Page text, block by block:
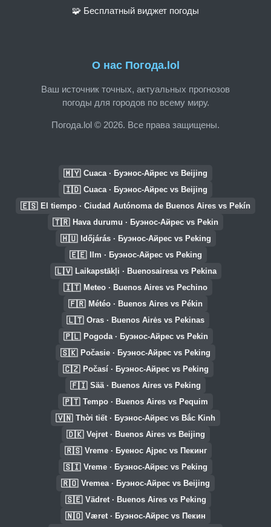
О нас Погода.lol
Ваш источник точных, актуальных прогнозов
погоды для городов по всему миру.
Погода.lol © 2026. Все права защищены.
🧩 Бесплатный виджет погоды
🇲🇾 Cuaca · Буэнос-Айрес vs Beijing
🇮🇩 Cuaca · Буэнос-Айрес vs Beijing
🇪🇸 El tiempo · Ciudad Autónoma de Buenos Aires vs Pekín
🇹🇷 Hava durumu · Буэнос-Айрес vs Pekin
🇭🇺 Időjárás · Буэнос-Айрес vs Peking
🇪🇪 Ilm · Буэнос-Айрес vs Peking
🇱🇻 Laikapstākļi · Buenosairesa vs Pekina
🇮🇹 Meteo · Buenos Aires vs Pechino
🇫🇷 Météo · Buenos Aires vs Pékin
🇱🇹 Oras · Buenos Airės vs Pekinas
🇵🇱 Pogoda · Буэнос-Айрес vs Pekin
🇸🇰 Počasie · Буэнос-Айрес vs Peking
🇨🇿 Počasí · Буэнос-Айрес vs Peking
🇫🇮 Sää · Buenos Aires vs Peking
🇵🇹 Tempo · Buenos Aires vs Pequim
🇻🇳 Thời tiết · Буэнос-Айрес vs Bắc Kinh
🇩🇰 Vejret · Buenos Aires vs Beijing
🇷🇸 Vreme · Буенос Ајрес vs Пекинг
🇸🇮 Vreme · Буэнос-Айрес vs Peking
🇷🇴 Vremea · Буэнос-Айрес vs Beijing
🇸🇪 Vädret · Buenos Aires vs Peking
🇳🇴 Været · Буэнос-Айрес vs Пекин